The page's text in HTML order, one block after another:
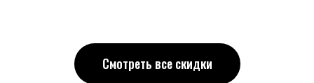
Смотреть все скидки